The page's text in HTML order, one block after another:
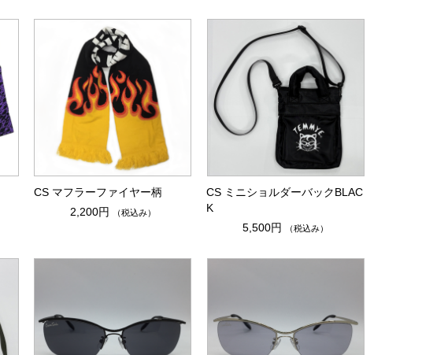
CS マフラーファイヤー柄
2,200円
（税込み）
CS ミニショルダーバックBLAC
K
5,500円
（税込み）